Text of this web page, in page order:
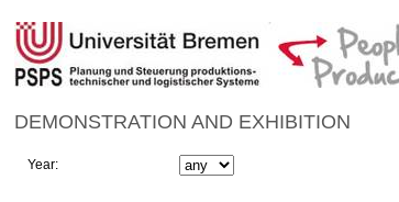
DEMONSTRATION AND EXHIBITION
Year: